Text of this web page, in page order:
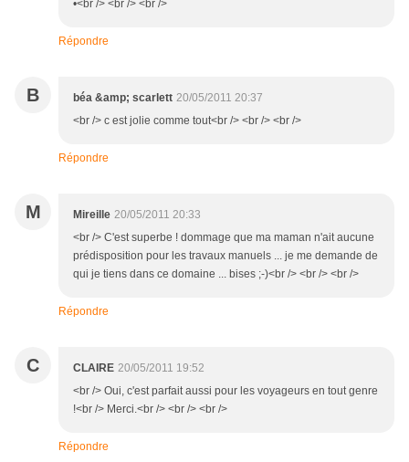
•<br /> <br /> <br />
Répondre
B béa &amp; scarlett 20/05/2011 20:37
<br /> c est jolie comme tout<br /> <br /> <br />
Répondre
M Mireille 20/05/2011 20:33
<br /> C'est superbe ! dommage que ma maman n'ait aucune
prédisposition pour les travaux manuels ... je me demande de
qui je tiens dans ce domaine ... bises ;-)<br /> <br /> <br />
Répondre
C CLAIRE 20/05/2011 19:52
<br /> Oui, c'est parfait aussi pour les voyageurs en tout genre
!<br /> Merci.<br /> <br /> <br />
Répondre